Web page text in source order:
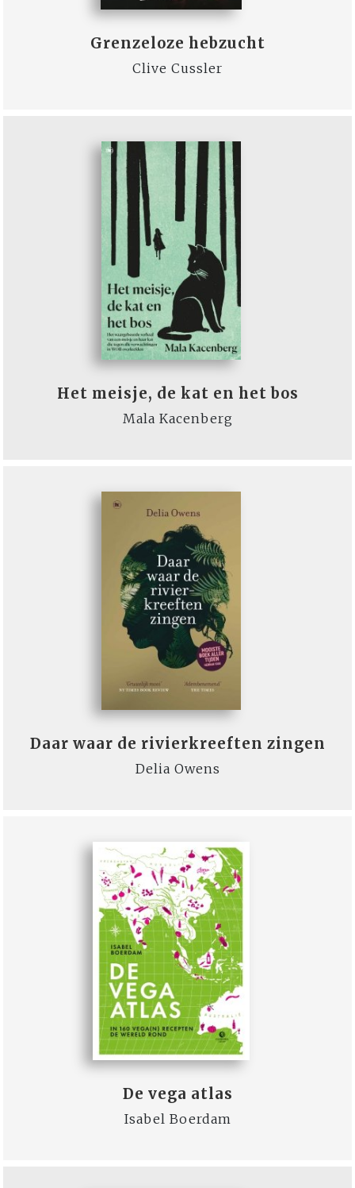
Grenzeloze hebzucht
Clive Cussler
Het meisje, de kat en het bos
Mala Kacenberg
Daar waar de rivierkreeften zingen
Delia Owens
De vega atlas
Isabel Boerdam